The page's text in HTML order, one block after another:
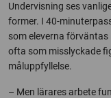
Undervisning ses
former. I 40-
som eleverna
ofta som misslyckade
måluppfyllelse.
– Men lärares arbete